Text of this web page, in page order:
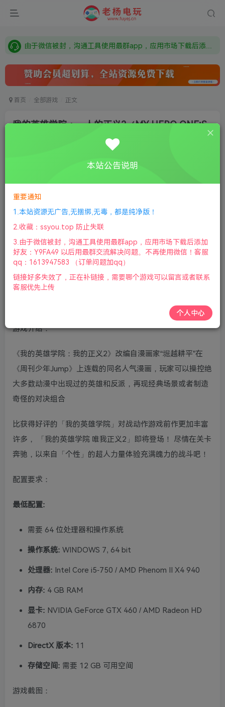
需要什么游戏请联系客服，若链接失效请联系客服，百度网盘边上的激活码也是解压密码
首页 全部游戏 正文
我的英雄学院：一人的正义2（MY HERO ONE’S
①下载安装教程
库下载 ④ DX修复下载
版本介绍：v20210604豪华版|容量12GB|集成升级档DLCs|
官方繁体中文|支持键盘.鼠标.手柄|赠多项修改器|赠我的英雄
学院一人的正义1代v20181114_含修改器存档|2021年11月
30号更新
游戏介绍：
《我的英雄学院：我的正义2》改编自漫画家“堀越耕平”在
《周刊少年Jump》上连载的同名人气漫画，玩家可以操控绝
大多数动漫中出现过的英雄和反派，再现经典场景或者制造
奇怪的对决组合
比获得好评的「我的英雄学院」对战动作游戏前作更加丰富
许多， 「我的英雄学院 唯我正义2」即将登场！ 尽情在关卡
奔驰，以来自「个性」的超人力量体验充满魄力的战斗吧！
配置要求：
最低配置:
需要 64 位处理器和操作系统
操作系统: WINDOWS 7, 64 bit
处理器: Intel Core i5-750 / AMD Phenom II X4 940
内存: 4 GB RAM
显卡: NVIDIA GeForce GTX 460 / AMD Radeon HD
6870
DirectX 版本: 11
存储空间: 需要 12 GB 可用空间
游戏截图：
本站公告说明
重要通知
1.本站资源无广告,无捆绑,无毒，都是纯净版！
2.收藏：ssyou.top 防止失联
3.由于微信被封，沟通工具使用最群app，应用市场下载后添加
好友：Y9FA49 以后用最群交流解决问题。不再使用微信！客服
qq：1613947583 （订单问题加qq）
链接好多失效了，正在补链接，需要哪个游戏可以留言或者联系
客服优先上传
个人中心